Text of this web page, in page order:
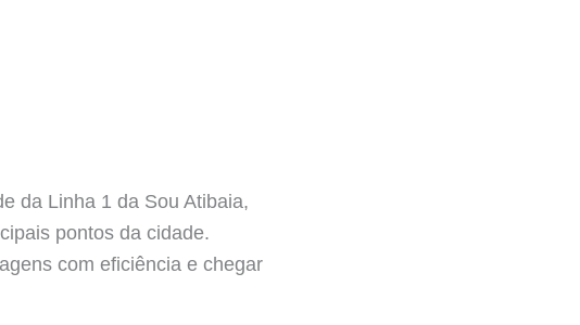
da Linha 1 da Sou Atibaia,
pontos da cidade.
com eficiência e chegar